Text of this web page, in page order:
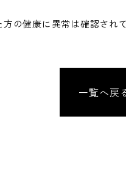
の健康に異常は確認され
一覧へ戻